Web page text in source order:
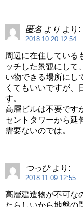
匿名 より より:
2018.10.20 12:54
周辺に在住している
ッチした景観にして
い物できる場所にし
くてもいいですが、
す。
高層ビルは不要です
セントタワーから延
需要ないのでは。
つっぴ より:
2018.11.09 12:55
高層建造物が不可な
たらしいから地盤の